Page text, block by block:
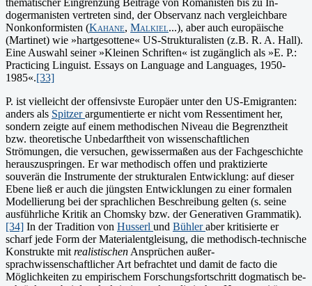
thematischer Eingrenzung Beiträge von Romanisten bis zu In­
dogermanisten vertreten sind, der Observanz nach vergleichbare
Nonkonformisten (Kahane, Malkiel...), aber auch europäische
(Martinet) wie »hartgesottene« US-Strukturalisten (z.B. R. A. Hall).
Eine Auswahl seiner »Kleinen Schriften« ist zugänglich als »E. P.:
Practicing Linguist. Essays on Language and Languages, 1950-
1985«.[33]
P. ist vielleicht der offensivste Europäer unter den US-Emi­granten:
anders als Spitzerargumentierte er nicht vom Ressentiment her,
sondern zeigte auf einem methodischen Niveau die Begrenztheit
bzw. theoretische Unbedarftheit von wissenschaftlichen
Strömungen, die versuchen, gewissermaßen aus der Fachgeschichte
herauszusprin­gen. Er war methodisch offen und praktizierte
souverän die In­strumente der strukturalen Entwicklung: auf dieser
Ebene ließ er auch die jüngsten Entwicklungen zu einer formalen
Modellierung bei der sprachlichen Beschreibung gelten (s. seine
ausführliche Kritik an Chomsky bzw. der Generativen Grammatik).
[34] In der Tradition von Husserl und Bühleraber kritisierte er
scharf jede Form der Materialentgleisung, die metho­disch-technische
Konstrukte mit realistischen Ansprüchen außer­
sprachwissenschaftlicher Art befrachtet und damit de facto die
Möglichkeiten zu empirischem Forschungsfortschritt dogmatisch be­